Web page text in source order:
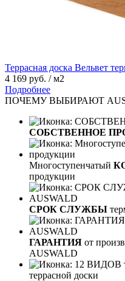
Террасная доска Вельвет
4 169 руб. / м2
Подробнее
ПОЧЕМУ ВЫБИРАЮТ
СОБСТВЕННОЕ
Многоступенчатый
продукции
СРОК СЛУЖБЫ
ГАРАНТИЯ от
AUSWALD
террасной доски